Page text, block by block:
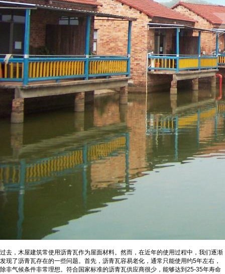
过去，木屋建筑常使用沥青瓦作为屋面材料。然而，在近年的使用过程中，我们逐渐
发现了沥青瓦存在的一些问题。首先，沥青瓦容易老化，通常只能使用约5年左右，
除非气候条件非常理想。符合国家标准的沥青瓦供应商很少，能够达到25-35年寿命